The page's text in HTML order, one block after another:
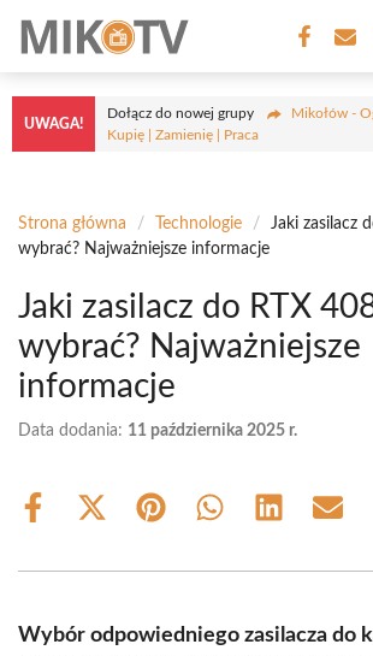
treści
UWAGA!
Dołącz do nowej grupy
Mikołów -
Kupię | Zamienię | Praca
Strona główna / Technologie /
Jaki zasilacz
wybrać? Najważniejsze informacje
Jaki zasilacz do RTX
wybrać? Najważniejsze
informacje
Data dodania: 11 października 2025 r.
Share
Share
(Twitter)
Share Share Share Share
Wybór odpowiedniego zasilacza do